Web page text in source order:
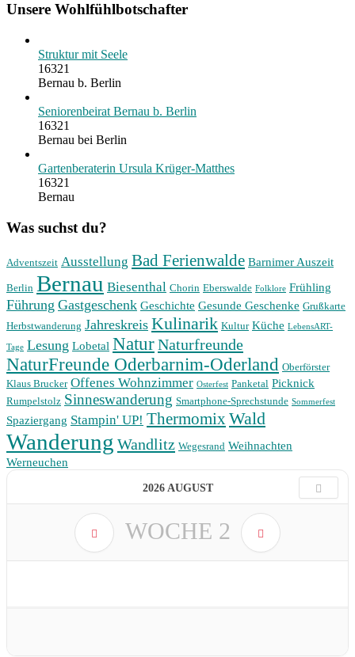
Unsere Wohlfühlbotschafter
Struktur mit Seele
16321
Bernau b. Berlin
Seniorenbeirat Bernau b. Berlin
16321
Bernau bei Berlin
Gartenberaterin Ursula Krüger-Matthes
16321
Bernau
Was suchst du?
Adventszeit Ausstellung Bad Ferienwalde Barnimer Auszeit
Berlin Bernau Biesenthal Chorin Eberswalde Folklore Frühling
Führung Gastgeschenk Geschichte Gesunde Geschenke Grußkarte
Herbstwanderung Jahreskreis Kulinarik Kultur Küche LebensART-
Tage Lesung Lobetal NaturNaturfreunde
NaturFreunde Oderbarnim-Oderland Oberförster
Klaus Brucker Offenes Wohnzimmer Osterfest Panketal Picknick
Rumpelstolz Sinneswanderung Smartphone-Sprechstunde Sommerfest
Spaziergang Stampin' UP! ThermomixWald
Wanderung Wandlitz Wegesrand Weihnachten
Werneuchen
2026 AUGUST
WOCHE 2